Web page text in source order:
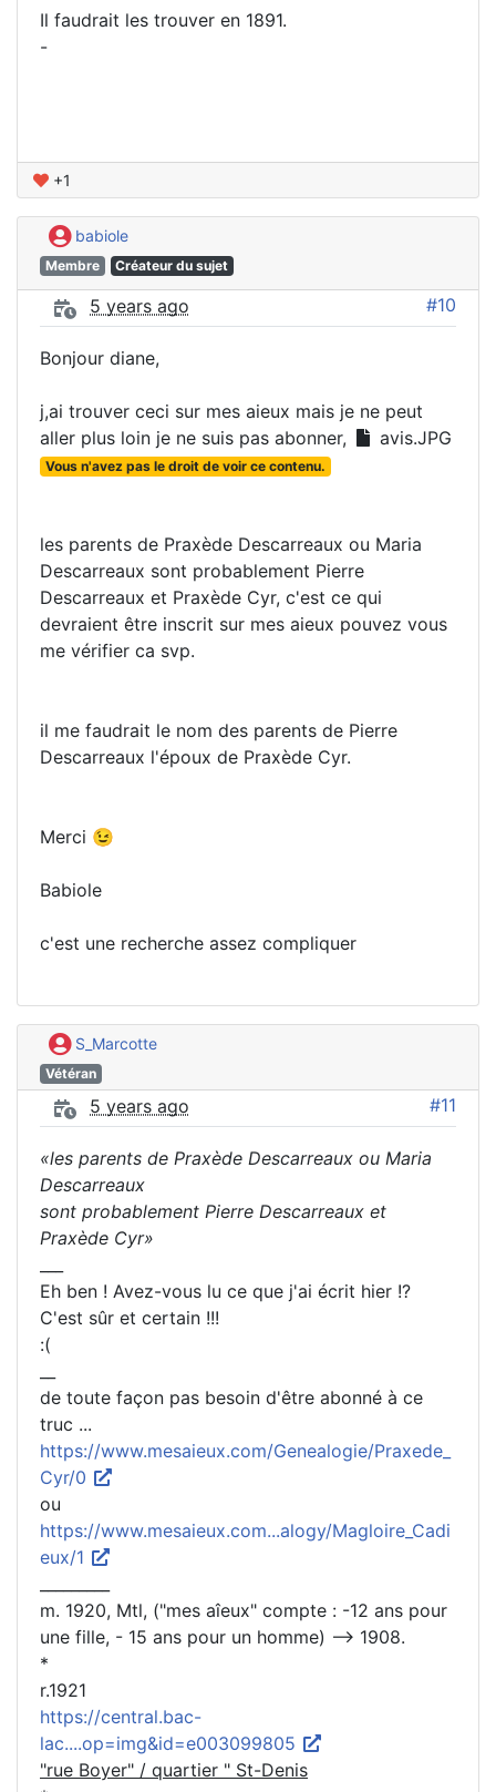
Il faudrait les trouver en 1891.
-
+1
babiole
Membre Créateur du sujet
5 years ago #10
Bonjour diane,
j,ai trouver ceci sur mes aieux mais je ne peut
aller plus loin je ne suis pas abonner,
avis.JPG
Vous n'avez pas le droit de voir ce contenu.
les parents de Praxède Descarreaux ou Maria
Descarreaux sont probablement Pierre
Descarreaux et Praxède Cyr, c'est ce qui
devraient être inscrit sur mes aieux pouvez vous
me vérifier ca svp.
il me faudrait le nom des parents de Pierre
Descarreaux l'époux de Praxède Cyr.
Merci 😉
Babiole
c'est une recherche assez compliquer
S_Marcotte
Vétéran
5 years ago #11
«les parents de Praxède Descarreaux ou Maria
Descarreaux
sont probablement Pierre Descarreaux et
Praxède Cyr»
Eh ben ! Avez-vous lu ce que j'ai écrit hier !?
C'est sûr et certain !!!
:(
de toute façon pas besoin d'être abonné à ce
truc ...
https://www.mesaieux.com/Genealogie/Praxede_
Cyr/0
ou
https://www.mesaieux.com...alogy/Magloire_Cadi
eux/1
m. 1920, Mtl, ("mes aîeux" compte : -12 ans pour
une fille, - 15 ans pour un homme) --> 1908.
*
r.1921
https://central.bac-
lac....op=img&id=e003099805
"rue Boyer" / quartier " St-Denis